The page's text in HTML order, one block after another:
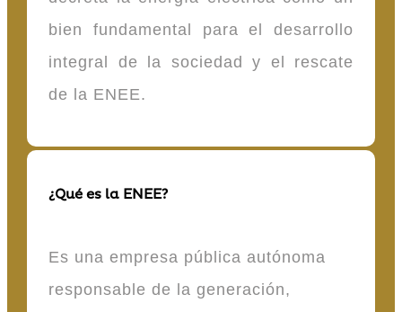
bien fundamental para el desarrollo
integral de la sociedad y el rescate
de la ENEE.
¿Qué es la ENEE?
Es una empresa pública autónoma
responsable de la generación,